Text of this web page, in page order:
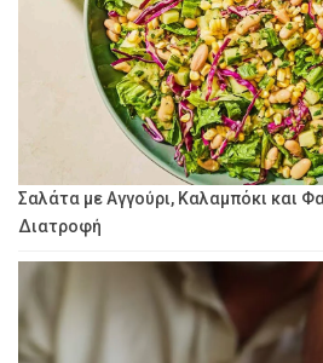
Σαλάτα με Αγγούρι, Καλαμπόκι και
Διατροφή